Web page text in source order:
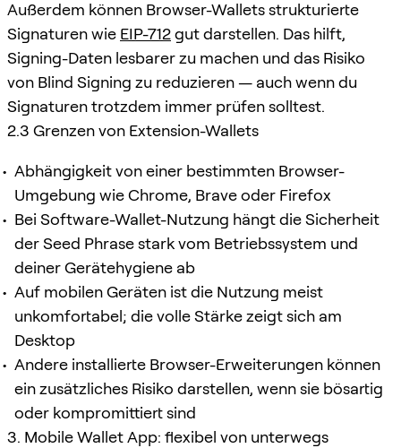
Außerdem können Browser-Wallets strukturierte
Signaturen wie EIP-712gut darstellen. Das hilft,
Signing-Daten lesbarer zu machen und das Risiko
von Blind Signing zu reduzieren — auch wenn du
Signaturen trotzdem immer prüfen solltest.
2.3 Grenzen von Extension-Wallets
Abhängigkeit von einer bestimmten Browser-
Umgebung wie Chrome, Brave oder Firefox
Bei Software-Wallet-Nutzung hängt die Sicherheit
der Seed Phrase stark vom Betriebssystem und
deiner Gerätehygiene ab
Auf mobilen Geräten ist die Nutzung meist
unkomfortabel; die volle Stärke zeigt sich am
Desktop
Andere installierte Browser-Erweiterungen können
ein zusätzliches Risiko darstellen, wenn sie bösartig
oder kompromittiert sind
3. Mobile Wallet App: flexibel von unterwegs